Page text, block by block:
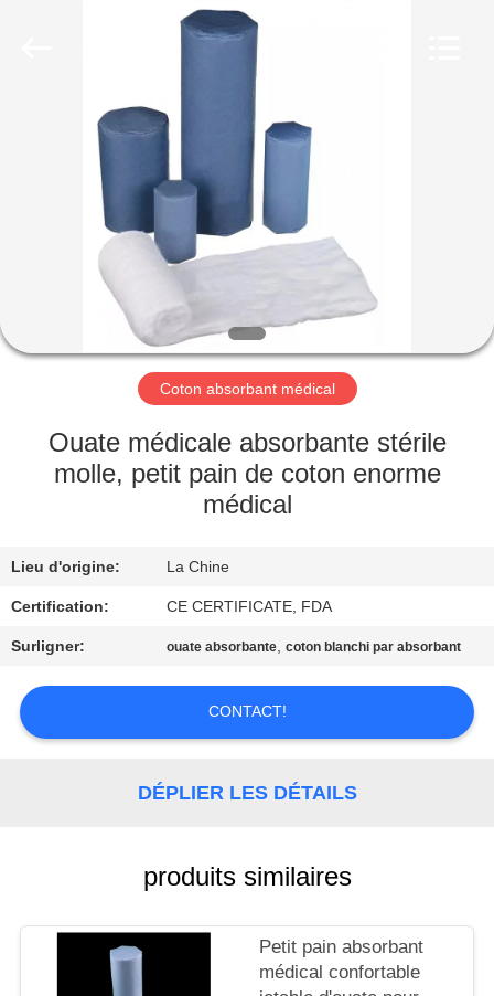
MAISON
PRODUITS
DE
NOUS
VISITE
D'USINE
DE
QUALITÉ
CONTACTEZ-
NOUS
DEMANDEZ
PLAN
Coton absorbant médical
Ouate médicale absorbante stérile
molle, petit pain de coton enorme
médical
Lieu d'origine: La Chine
Certification: CE CERTIFICATE, FDA
Surligner: ouate absorbante,coton blanchi par absorbant
CONTACT!
DÉPLIER LES DÉTAILS
produits similaires
Petit pain absorbant
médical confortable